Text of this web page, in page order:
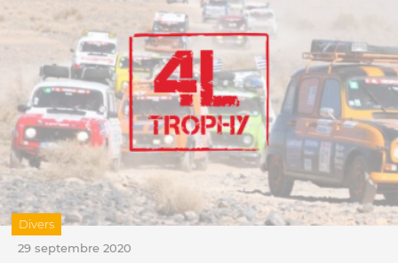
29 septembre 2020
Divers